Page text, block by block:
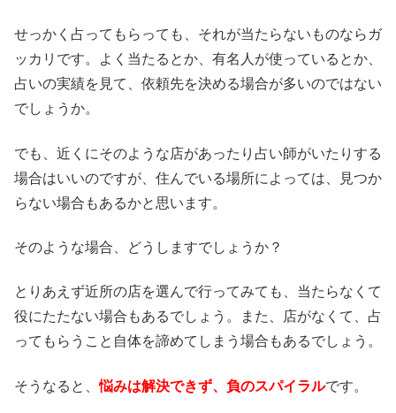
せっかく占ってもらっても、それが当たらないものならガ
ッカリです。よく当たるとか、有名人が使っているとか、
占いの実績を見て、依頼先を決める場合が多いのではない
でしょうか。
でも、近くにそのような店があったり占い師がいたりする
場合はいいのですが、住んでいる場所によっては、見つか
らない場合もあるかと思います。
そのような場合、どうしますでしょうか？
とりあえず近所の店を選んで行ってみても、当たらなくて
役にたたない場合もあるでしょう。また、店がなくて、占
ってもらうこと自体を諦めてしまう場合もあるでしょう。
そうなると、悩みは解決できず、負のスパイラルです。